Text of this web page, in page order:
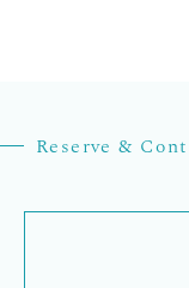
Reserve &